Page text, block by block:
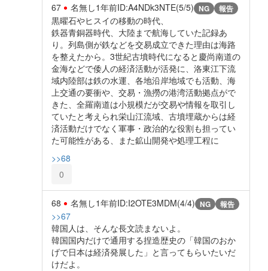
67 名無し1年前ID:A4NDk3NTE(5/5) NG 報告
黒曜石やヒスイの移動の時代、
鉄器青銅器時代、大陸まで航海していた記録あ
り。列島側が鉄などを交易成立できた理由は海路
を整えたから。3世紀古墳時代になると慶尚南道の
金海などで倭人の経済活動が活発に、洛東江下流
域内陸部は鉄の水運、各地沿岸地域でも活動、海
上交通の要衝や、交易・漁撈の港湾活動拠点がで
きた、全羅南道は小規模だが交易や情報を取引し
ていたと考えられ栄山江流域、古墳埋蔵からは経
済活動だけでなく軍事・政治的な役割も担ってい
た可能性がある、また鉱山開発や処理工程に
>>68
0
68 名無し1年前ID:I2OTE3MDM(4/4) NG 報告
>>67
韓国人は、そんな長文読まないよ。
韓国国内だけで通用する捏造歴史の「韓国のおか
げで日本は経済発展した」と言ってもらいたいだ
けだよ。